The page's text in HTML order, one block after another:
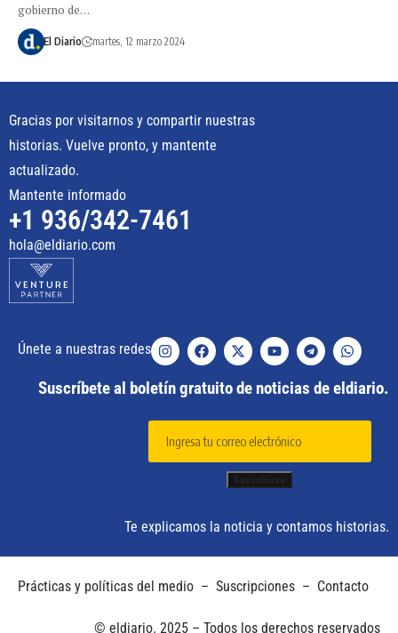
gobierno de…
El Diario martes, 12 marzo 2024
Gracias por visitarnos y compartir nuestras
historias. Vuelve pronto, y mantente
actualizado.
Mantente informado
+1 936/342-7461
hola@eldiario.com
Únete a nuestras redes
Suscríbete al boletín gratuito de noticias de eldiario.
Te explicamos la noticia y contamos historias.
Prácticas y políticas del medio – Suscripciones – Contacto
© eldiario. 2025 – Todos los derechos reservados